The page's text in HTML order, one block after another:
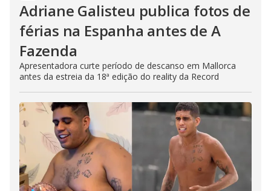
Adriane Galisteu publica fotos de
férias na Espanha antes de A
Fazenda
Apresentadora curte período de descanso em Mallorca
antes da estreia da 18ª edição do reality da Record